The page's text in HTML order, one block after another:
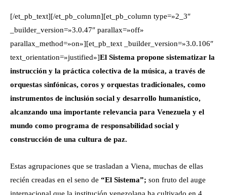
[/et_pb_text][/et_pb_column][et_pb_column type=»2_3″
_builder_version=»3.0.47″ parallax=»off»
parallax_method=»on»][et_pb_text _builder_version=»3.0.106″
text_orientation=»justified»]El Sistema propone sistematizar la
instrucción y la práctica colectiva de la música, a través de
orquestas sinfónicas, coros y orquestas tradicionales, como
instrumentos de inclusión social y desarrollo humanístico,
alcanzando una importante relevancia para Venezuela y el
mundo como programa de responsabilidad social y
construcción de una cultura de paz.
Estas agrupaciones que se trasladan a Viena, muchas de ellas
recién creadas en el seno de “El Sistema”; son fruto del auge
internacional que la institución venezolana ha cultivado en 4